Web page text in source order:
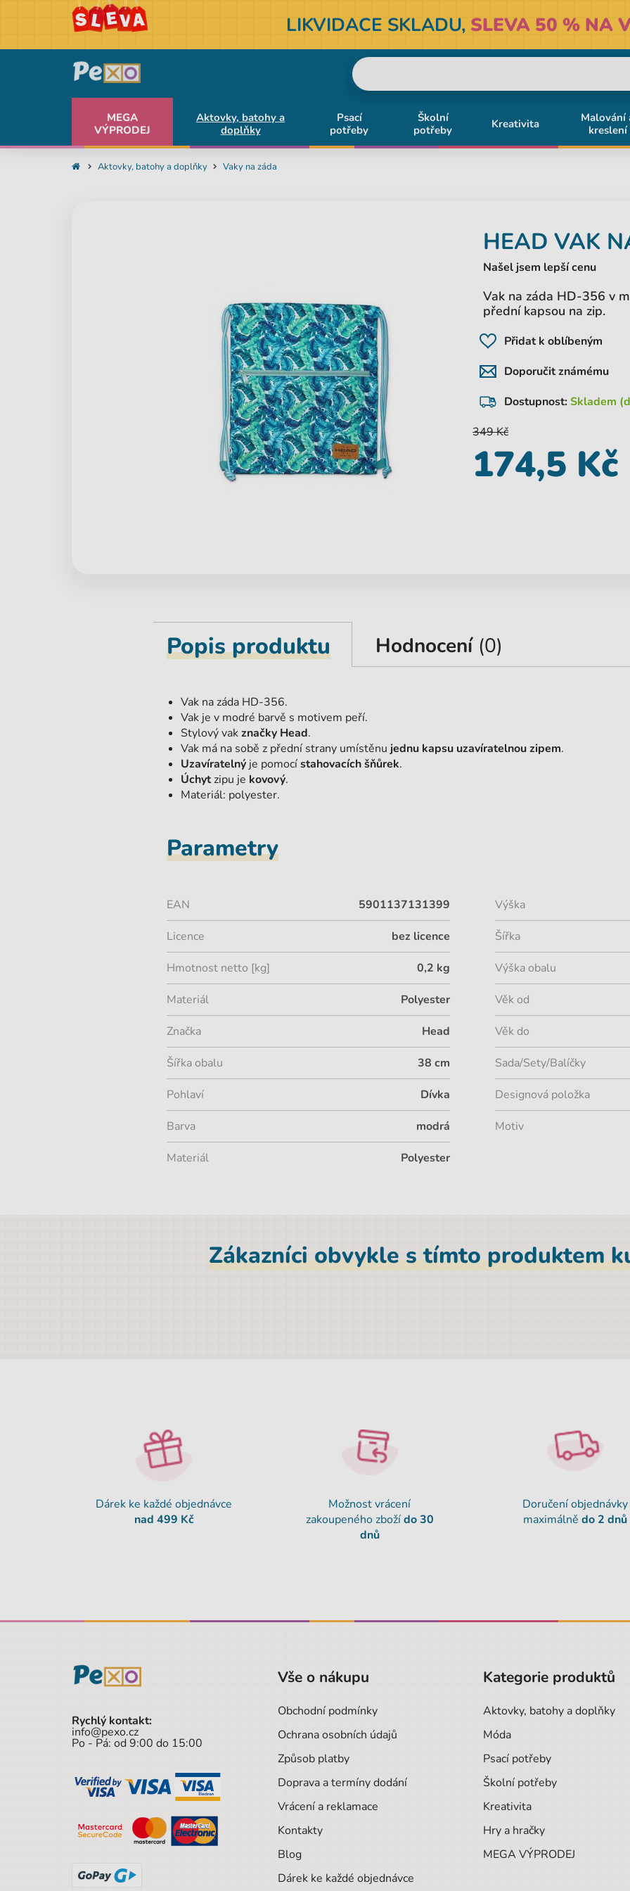
LIKVIDACE SKLADU, SLEVA 50 % NA
MEGA
VÝPRODEJ
Aktovky, batohy a
doplňky
Psací
potřeby
Školní
potřeby
Kreativita
Malování
kreslení
Aktovky, batohy a doplňky Vaky na záda
HEAD VAK
Našel jsem lepší cenu
Vak na záda HD-356 v
přední kapsou na zip.
Přidat k oblíbeným
Doporučit známému
Dostupnost:Skladem
349 Kč
174,5 Kč
Popis produktu Hodnocení (0)
Vak na záda HD-356.
Vak je v modré barvě s motivem peří.
Stylový vakznačky Head.
Vak má na sobě z přední strany umístěnu jednu kapsu uzavíratelnou zipem.
Uzavíratelný je pomocístahovacích šňůrek.
Úchytzipu je kovový.
Materiál: polyester.
Parametry
EAN 5901137131399
Licence bez licence
Hmotnost netto [kg] 0,2 kg
Materiál Polyester
Značka Head
Šířka obalu 38 cm
Pohlaví Dívka
Barva modrá
Materiál Polyester
Výška
Šířka
Výška obalu
Věk od
Věk do
Sada/Sety/Balíčky
Designová položka
Motiv
Zákazníci obvykle s tímto produktem
Dárek ke každé objednávce
nad 499 Kč
Možnost vrácení
zakoupeného zbožído 30
dnů
Doručení objednávky
maximálnědo 2 dnů
Rychlý kontakt:
info@pexo.cz
Po - Pá: od 9:00 do 15:00
Vše o nákupu
Obchodní podmínky
Ochrana osobních údajů
Způsob platby
Doprava a termíny dodání
Vrácení a reklamace
Kontakty
Blog
Dárek ke každé objednávce
Kategorie produktů
Aktovky, batohy a doplňky
Móda
Psací potřeby
Školní potřeby
Kreativita
Hry a hračky
MEGA VÝPRODEJ